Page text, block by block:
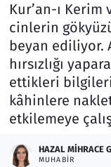
Kur’an-ı Kerim
cinlerin
beyan ediliyor.
hırsızlığı
ettikleri
kâhinlere
etkilemeye
HAZAL MIHRACE
MUHABIR
Kurumsal
Lezzet
Memur ve
Otomobil